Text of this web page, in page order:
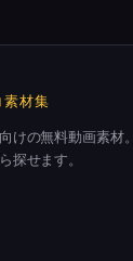
材集
けの無料動画素材
探せます。